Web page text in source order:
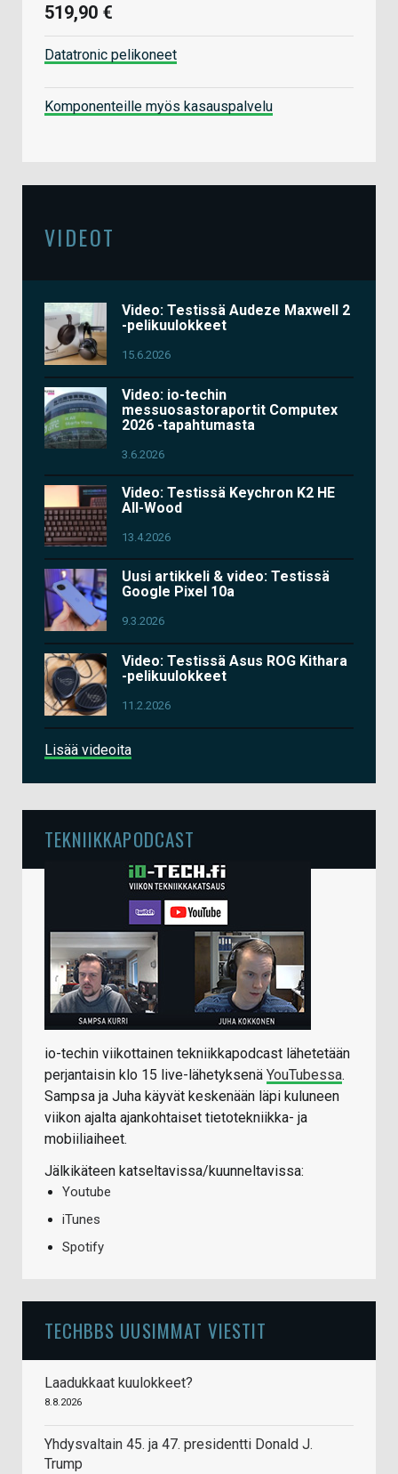
519,90 €
Datatronic pelikoneet
Komponenteille myös kasauspalvelu
VIDEOT
Video: Testissä Audeze Maxwell 2
-pelikuulokkeet
15.6.2026
Video: io-techin
messuosastoraportit Computex
2026 -tapahtumasta
3.6.2026
Video: Testissä Keychron K2 HE
All-Wood
13.4.2026
Uusi artikkeli & video: Testissä
Google Pixel 10a
9.3.2026
Video: Testissä Asus ROG Kithara
-pelikuulokkeet
11.2.2026
Lisää videoita
TEKNIIKKAPODCAST
io-techin viikottainen tekniikkapodcast lähetetään
perjantaisin klo 15 live-lähetyksenä YouTubessa.
Sampsa ja Juha käyvät keskenään läpi kuluneen
viikon ajalta ajankohtaiset tietotekniikka- ja
mobiiliaiheet.
Jälkikäteen katseltavissa/kuunneltavissa:
Youtube
iTunes
Spotify
TECHBBS UUSIMMAT VIESTIT
Laadukkaat kuulokkeet?
8.8.2026
Yhdysvaltain 45. ja 47. presidentti Donald J.
Trump